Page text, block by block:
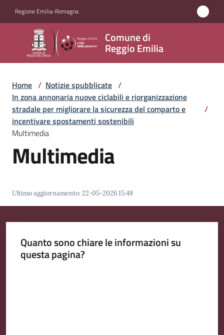
Regione Emilia-Romagna
Comune di
Reggio Emilia
Comune
di
Reggio
Emilia
Amministrazione
Servizi
Vivere
Home / Notizie spubblicate /
In zona annonaria nuove ciclabili e riorganizzazione
stradale per migliorare la sicurezza del comparto e
incentivare spostamenti sostenibili
/
Multimedia
Multimedia
Ultimo aggiornamento:22-05-2026 15:48
Quanto sono chiare le informazioni su
questa pagina?